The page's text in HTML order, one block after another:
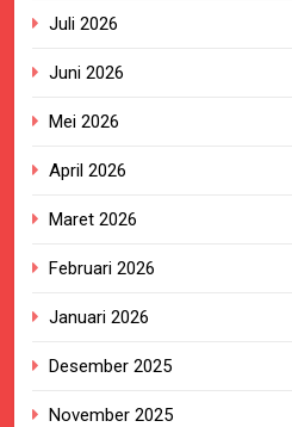
Juli 2026
Juni 2026
Mei 2026
April 2026
Maret 2026
Februari 2026
Januari 2026
Desember 2025
November 2025